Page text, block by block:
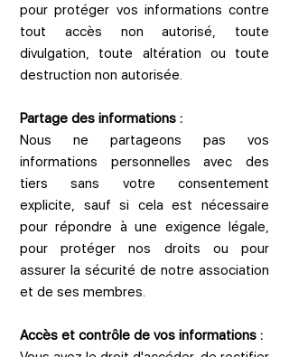
pour protéger vos informations contre
tout accès non autorisé, toute
divulgation, toute altération ou toute
destruction non autorisée.
Partage des informations :
Nous ne partageons pas vos
informations personnelles avec des
tiers sans votre consentement
explicite, sauf si cela est nécessaire
pour répondre à une exigence légale,
pour protéger nos droits ou pour
assurer la sécurité de notre association
et de ses membres.
Accès et contrôle de vos informations :